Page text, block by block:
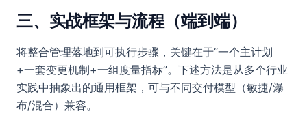
三、实战框架与流程（端到端）
将整合管理落地到可执行步骤，关键在于“一个主计划
+一套变更机制+一组度量指标”。下述方法是从多个行业
实践中抽象出的通用框架，可与不同交付模型（敏捷/瀑
布/混合）兼容。